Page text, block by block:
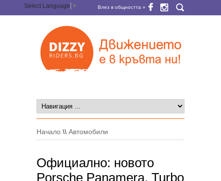
Select Language ▼ Влез в общността »
Начало \\ Автомобили
Официално: новото
Porsche Panamera. Turbo